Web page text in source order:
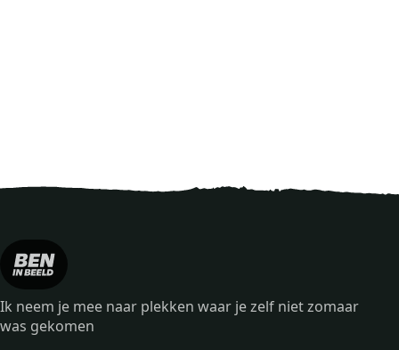
Ik neem je mee naar plekken waar je zelf niet zomaar
was gekomen